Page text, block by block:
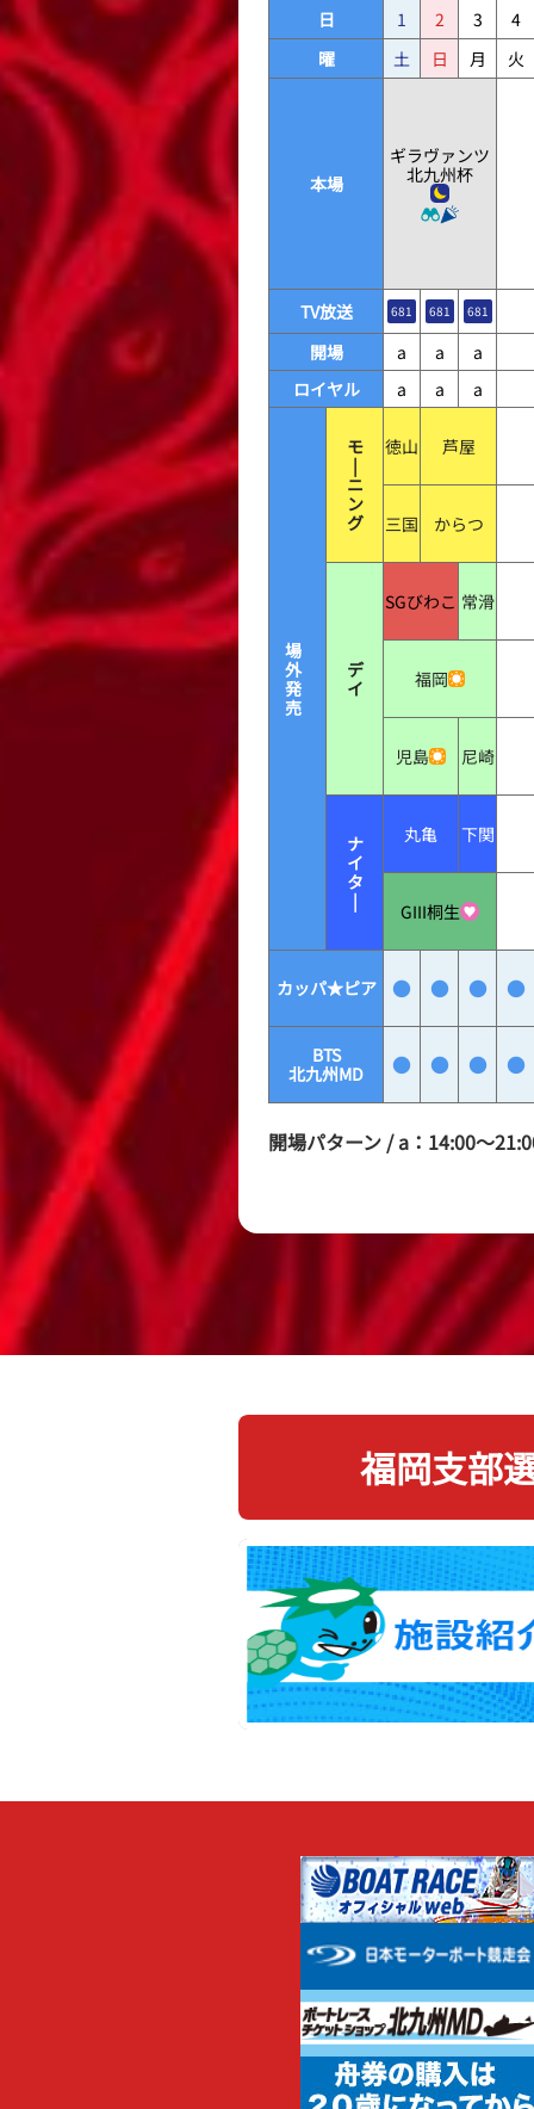
日 1 2 3
4
曜
土 日 月 火
本場
ギラヴァンツ
北九州杯
TV放送 681 681 681
開場 a a
a
ロイヤル
a a a
場
外
発
売
モ
|
ニ
ン
グ
徳山 芦屋
三国 からつ
デ
イ
SGびわこ 常滑
福岡
児島 尼崎
ナ
イ
タ
|
丸亀 下関
GIII桐生
カッパ★ピア ● ● ● ●
BTS
北九州MD
● ● ● ●
開場パターン / a：14:00〜
福岡支部